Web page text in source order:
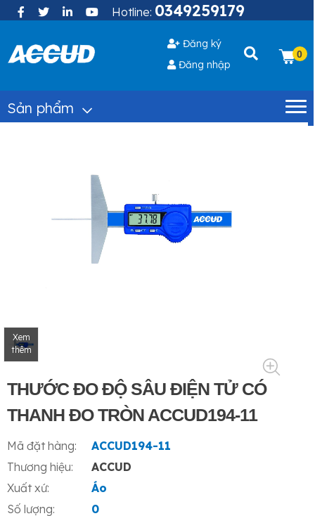
Hotline: 0349259179
Đăng ký
Đăng nhập
0
Sản phẩm
Xem
thêm
THƯỚC ĐO ĐỘ SÂU ĐIỆN TỬ CÓ
THANH ĐO TRÒN ACCUD194-11
Mã đặt hàng:
ACCUD194-11
Thương hiệu:
ACCUD
Xuất xứ:
Áo
Số lượng:
0